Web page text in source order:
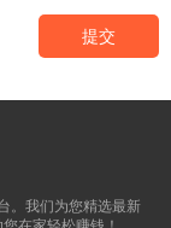
提交
。我们为您精选最新